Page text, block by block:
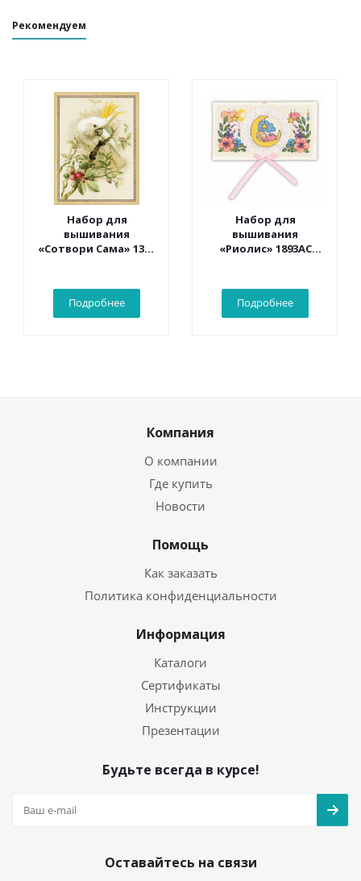
Рекомендуем
Набор для
вышивания
«Сотвори Сама» 1362
Подробнее
Набор для
вышивания
«Риолис» 1893АС
малыша» 16*9 см
Подробнее
Компания
О компании
Где купить
Новости
Помощь
Как заказать
Политика конфиденциальности
Информация
Каталоги
Сертификаты
Инструкции
Презентации
Будьте всегда в курсе!
Оставайтесь на связи